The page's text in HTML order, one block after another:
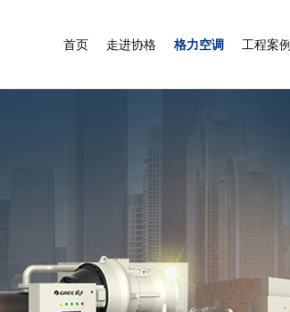
首页 走进协格 格力空调 工程案例